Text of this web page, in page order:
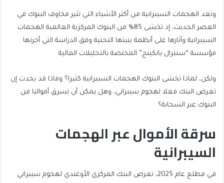
وتعد الهجمات السيبرانية من أكثر الأشياء التي تثير مخاوف البنوك في
العصر الحديث، إذ تخشى 85% من البنوك المركزية العالمية الهجمات
السيبرانية وآثارها على أنظمة بنيتها التحتية وفق الدراسة التي أجرتها
مؤسسة “سنترال بانكينج” المختصة بالتحليلات المالية.
ولكن، لماذا تخشى البنوك الهجمات السيبرانية كثيرا؟ وماذا قد يحدث إن
تعرض البنك فعلا لهجوم سيبراني، وهل يمكن أن تسرق أموالنا من
البنوك عبر السحابة؟
سرقة الأموال عبر الهجمات
السيبرانية
في مطلع عام 2025، تعرض البنك المركزي الأوغندي لهجوم سيبراني